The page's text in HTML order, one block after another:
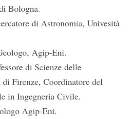
Bologna.
di Astronomia, Univesità
Agip-Eni.
di Scienze delle
Firenze, Coordinatore del
in Ingegneria Civile.
Agip-Eni.